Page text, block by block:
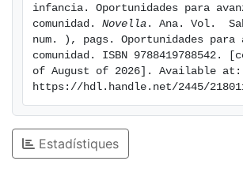
necesidad de incluir a la infancia
presente, activa y comprometida, que
integral de las decisiones de su
coral busca impulsar el
de la participación ciudadana de los
construir un presente más inclusivo y
infancia. Oportunidades para
comunidad. Novella . Ana. Vol.
num. ), pags. Oportunidades para
comunidad. ISBN 9788419788542.
of August of 2026]. Available at:
https://hdl.handle.net/2445/
Estadístiques